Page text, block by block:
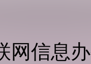
网信息